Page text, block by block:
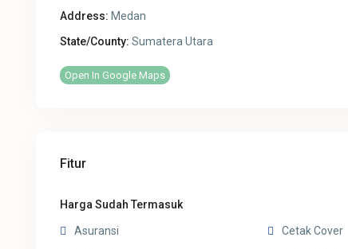
Address: Medan
State/County: Sumatera Utara
Open In Google Maps
Fitur
Harga Sudah Termasuk
Asuransi Cetak Cover